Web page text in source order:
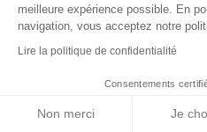
A
Centre
Nous
meilleure expérience possible. En
navigation, vous acceptez notre
Lire la politique de confidentialité
Consentements
Non merci Je